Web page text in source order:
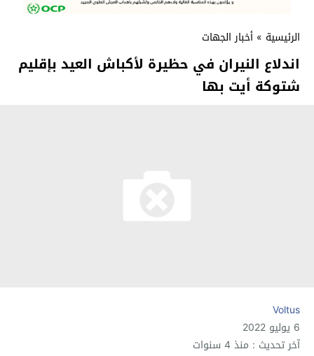
الرئيسية » أخبار الجهات
اندلاع النيران في حظيرة لأكباش العيد بإقليم
شتوكة أيت بها
Voltus
6 يوليو 2022
آخر تحديث : منذ 4 سنوات